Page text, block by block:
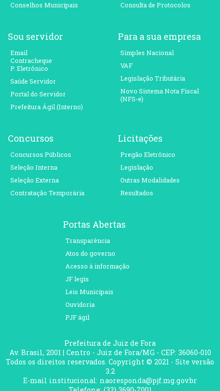
Conselhos Municipais
Consulta de Protocolos
Sou servidor
Email
Contracheque
P. Eletrônico
Saúde Servidor
Portal do Servidor
Prefeitura Ágil (Interno)
Para a sua empresa
Simples Nacional
VAF
Legislação Tributária
Novo Sistema Nota Fiscal
(NFS-e)
Concursos
Concursos Públicos
Seleção Interna
Seleção Externa
Contratação Temporária
Licitações
Pregão Eletrônico
Legislação
Outras Modalidades
Resultados
Portas Abertas
Transparência
Atos do governo
Acesso à informação
JF legis
Leis Municipais
Ouvidoria
PJF ágil
Prefeitura de Juiz de Fora
Av. Brasil, 2001 | Centro - Juiz de Fora/MG - CEP: 36060-010
Todos os direitos reservados. Copyright © 2021 - Site versão
3.2
E-mail institucional: naoresponda@pjf.mg.gov.br